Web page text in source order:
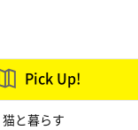
Pick Up!
猫と暮らす